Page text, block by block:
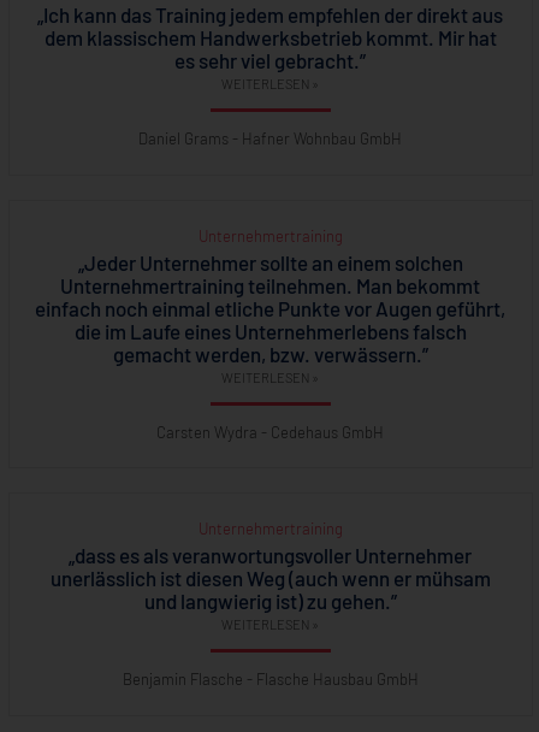
„Ich kann das Training jedem empfehlen der direkt aus
dem klassischem Handwerksbetrieb kommt. Mir hat
es sehr viel gebracht.”
WEITERLESEN »
Daniel Grams - Hafner Wohnbau GmbH
Unternehmertraining
„Jeder Unternehmer sollte an einem solchen
Unternehmertraining teilnehmen. Man bekommt
einfach noch einmal etliche Punkte vor Augen geführt,
die im Laufe eines Unternehmerlebens falsch
gemacht werden, bzw. verwässern.”
WEITERLESEN »
Carsten Wydra - Cedehaus GmbH
Unternehmertraining
„dass es als veranwortungsvoller Unternehmer
unerlässlich ist diesen Weg (auch wenn er mühsam
und langwierig ist) zu gehen.”
WEITERLESEN »
Benjamin Flasche - Flasche Hausbau GmbH